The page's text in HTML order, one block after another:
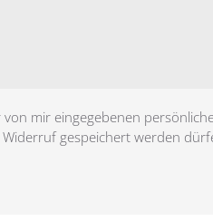
von mir eingegebenen
gespeichert werden